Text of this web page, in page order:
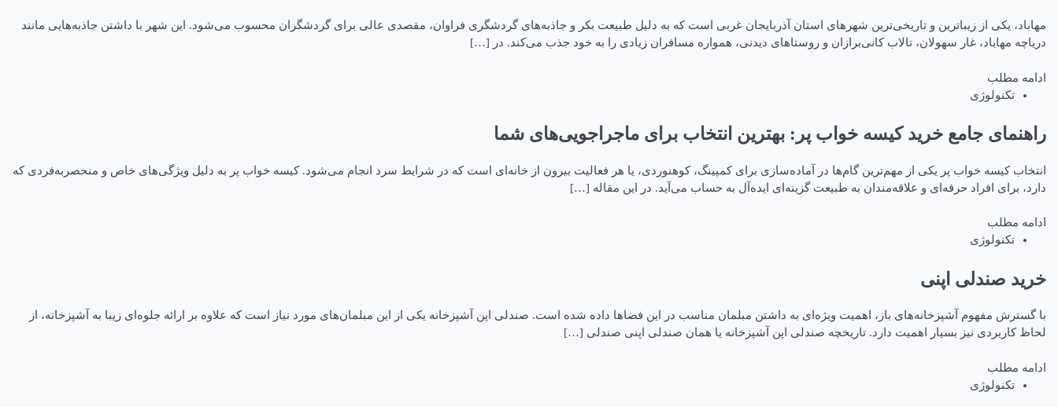
مهاباد، یکی از زیباترین و تاریخی‌ترین شهرهای استان آذربایجان غربی است که به دلیل طبیعت بکر و جاذبه‌های گردشگری فراوان، مقصدی عالی برای گردشگران محسوب می‌شود. این شهر با داشتن جاذبه‌هایی مانند
دریاچه مهاباد، غار سهولان، تالاب کانی‌برازان و روستاهای دیدنی، همواره مسافران زیادی را به خود جذب می‌کند. در […]
ادامه مطلب
تکنولوژی
راهنمای جامع خرید کیسه خواب پر: بهترین انتخاب برای ماجراجویی‌های شما
انتخاب کیسه خواب پر یکی از مهم‌ترین گام‌ها در آماده‌سازی برای کمپینگ، کوهنوردی، یا هر فعالیت بیرون از خانه‌ای است که در شرایط سرد انجام می‌شود. کیسه خواب پر به دلیل ویژگی‌های خاص و منحصربه‌فردی که
دارد، برای افراد حرفه‌ای و علاقه‌مندان به طبیعت گزینه‌ای ایده‌آل به حساب می‌آید. در این مقاله […]
ادامه مطلب
تکنولوژی
خرید صندلی اپنی
با گسترش مفهوم آشپزخانه‌های باز، اهمیت ویژه‌ای به داشتن مبلمان مناسب در این فضاها داده شده است. صندلی اپن آشپزخانه یکی از این مبلمان‌های مورد نیاز است که علاوه بر ارائه جلوه‌ای زیبا به آشپزخانه، از
لحاظ کاربردی نیز بسیار اهمیت دارد. تاریخچه صندلی اپن آشپزخانه یا همان صندلی اپنی صندلی […]
ادامه مطلب
تکنولوژی